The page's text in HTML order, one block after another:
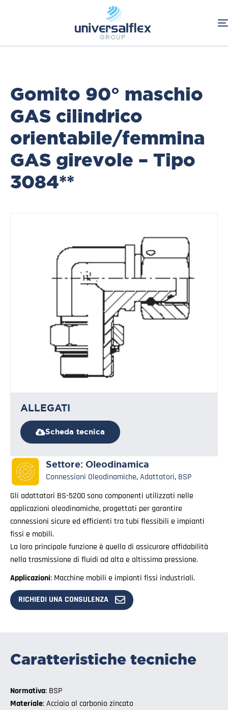
Connessioni Oleodinamiche
Gomito 90° maschio
GAS cilindrico
orientabile/femmina
GAS girevole – Tipo
3084**
ALLEGATI
Scheda tecnica
Settore: Oleodinamica
Connessioni Oleodinamiche,Adattatori, BSP
Gli adattatori BS-5200 sono componenti utilizzati nelle
applicazioni oleodinamiche, progettati per garantire
connessioni sicure ed efficienti tra tubi flessibili e impianti
fissi e mobili.
La loro principale funzione è quella di assicurare affidabilità
nella trasmissione di fluidi ad alta e altissima pressione.
Applicazioni: Macchine mobili e impianti fissi industriali.
RICHIEDI UNA CONSULENZA
Caratteristiche tecniche
Normativa: BSP
Materiale: Acciaio al carbonio zincato